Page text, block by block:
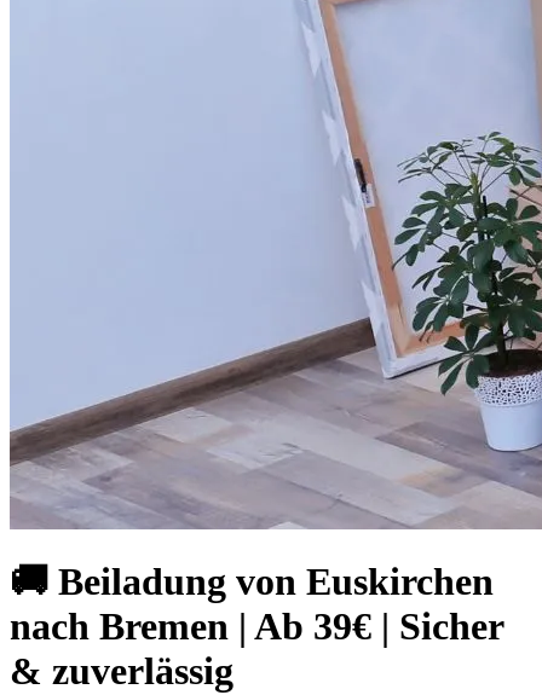
🚚 Beiladung von Euskirchen
nach Bremen | Ab 39€ | Sicher
& zuverlässig